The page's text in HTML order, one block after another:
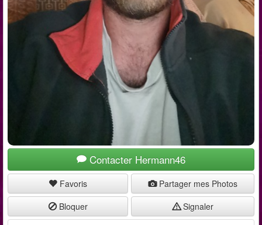
Contacter Hermann46
Favoris
Partager mes Photos
Bloquer
Signaler